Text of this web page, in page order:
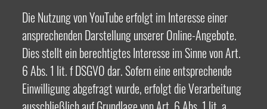
Die Nutzung von YouTube erfolgt im Interesse einer
ansprechenden Darstellung unserer Online-Angebote.
Dies stellt ein berechtigtes Interesse im Sinne von Art.
6 Abs. 1 lit. f DSGVO dar. Sofern eine entsprechende
Einwilligung abgefragt wurde, erfolgt die Verarbeitung